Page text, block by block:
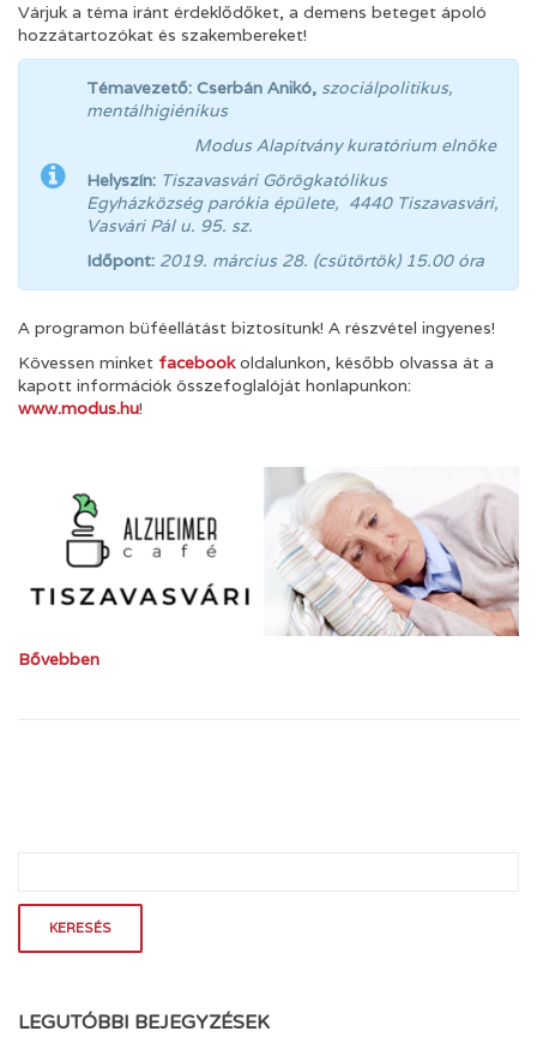
Várjuk a téma iránt érdeklődőket, a demens beteget ápoló
hozzátartozókat és szakembereket!
Témavezető: Cserbán Anikó, szociálpolitikus,
mentálhigiénikus
Modus Alapítvány kuratórium elnöke
Helyszín: Tiszavasvári Görögkatólikus
Egyházközség parókia épülete, 4440 Tiszavasvári,
Vasvári Pál u. 95. sz.
Időpont: 2019. március 28. (csütörtök) 15.00 óra
A programon büféellátást biztosítunk! A részvétel ingyenes!
Kövessen minket facebookoldalunkon, később olvassa át a
kapott információk összefoglalóját honlapunkon:
www.modus.hu!
Bővebben
LEGUTÓBBI BEJEGYZÉSEK